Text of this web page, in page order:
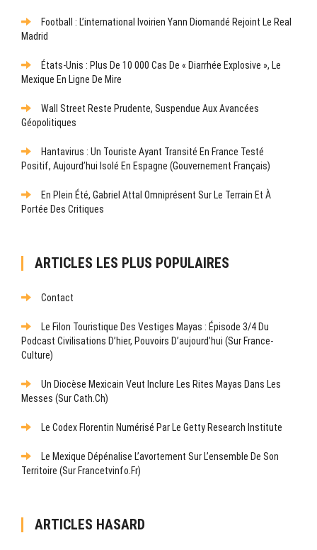
Football : L’international Ivoirien Yann Diomandé Rejoint Le Real
Madrid
États-Unis : Plus De 10 000 Cas De « Diarrhée Explosive », Le
Mexique En Ligne De Mire
Wall Street Reste Prudente, Suspendue Aux Avancées
Géopolitiques
Hantavirus : Un Touriste Ayant Transité En France Testé
Positif, Aujourd’hui Isolé En Espagne (gouvernement Français)
En Plein Été, Gabriel Attal Omniprésent Sur Le Terrain Et À
Portée Des Critiques
ARTICLES LES PLUS POPULAIRES
Contact
Le Filon Touristique Des Vestiges Mayas : Épisode 3/4 Du
Podcast Civilisations D’hier, Pouvoirs D’aujourd’hui (sur France-
Culture)
Un Diocèse Mexicain Veut Inclure Les Rites Mayas Dans Les
Messes (sur Cath.ch)
Le Codex Florentin Numérisé Par Le Getty Research Institute
Le Mexique Dépénalise L’avortement Sur L’ensemble De Son
Territoire (sur Francetvinfo.fr)
ARTICLES HASARD